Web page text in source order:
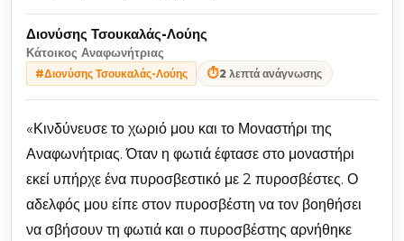
Διονύσης Τσουκαλάς-Λούης
Κάτοικος Αναφωνήτριας
#Διονύσης Τσουκαλάς-Λούης ⏱2 λεπτά ανάγνωσης
«Κινδύνευσε το χωριό μου και το Μοναστήρι της
Αναφωνήτριας. Όταν η φωτιά έφτασε στο μοναστήρι
εκεί υπήρχε ένα πυροσβεστικό με 2 πυροσβέστες. Ο
αδελφός μου είπε στον πυροσβέστη να τον βοηθήσει
να σβήσουν τη φωτιά και ο πυροσβέστης αρνήθηκε